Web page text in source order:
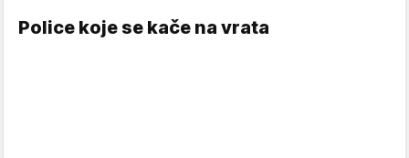
Police koje se kače na vrata